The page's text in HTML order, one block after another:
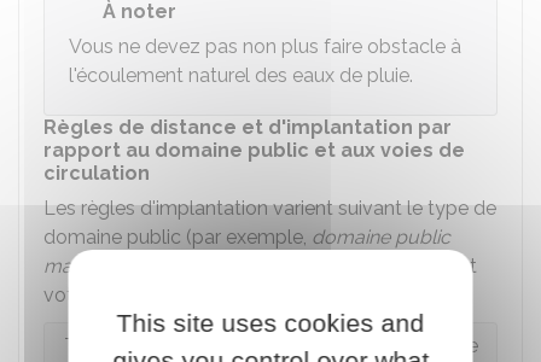
À noter
Vous ne devez pas non plus faire obstacle à
l'écoulement naturel des eaux de pluie.
Règles de distance et d'implantation par
rapport au domaine public et aux voies de
circulation
Les règles d'implantation varient suivant le type de
domaine public (par exemple, domaine public
maritime
) ou des voies de circulation qui bordent
votre terrain.
Terrain en bordure du domaine public maritime
This site uses cookies and